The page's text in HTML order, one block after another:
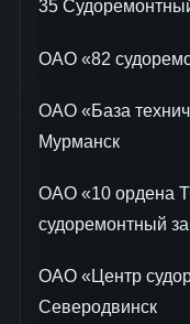
35
ОАО «82
ОАО «База
Мурманск
ОАО «10 ордена
судоремонтный
OAO «Центр
Северодвинск